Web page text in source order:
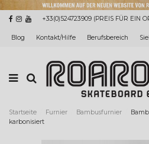
+33(0)524723909 (PREIS FÜR EIN
Blog
Kontakt/Hilfe Berufsbereich
Startseite Furnier Bambusfurnier
karbonisiert